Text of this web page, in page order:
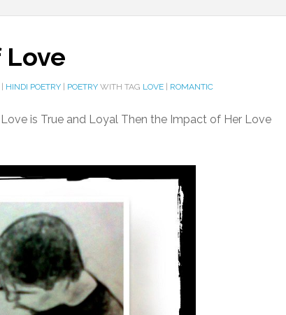
Love
HINDI POETRY POETRY WITH TAG LOVE ROMANTIC
is True and Loyal Then the Impact of Her Love